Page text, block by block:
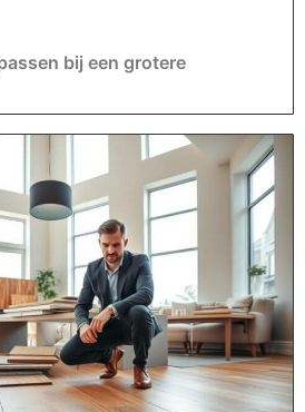
bij een grotere